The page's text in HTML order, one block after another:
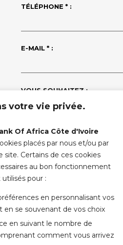
votre vie privée.
Of Africa Côte d'Ivoire
placés par nous et/ou par
site. Certains de ces cookies
au bon fonctionnement
utilisés pour :
en personnalisant vos
en se souvenant de vos choix
en suivant le nombre de
comment vous arrivez
TÉLÉPHONE * :
E-MAIL * :
VOUS SOUHAITEZ :
ÊTRE APPELÉ
MESSAGE :
PLEASE LEAVE THIS FIELD
(*) champ obligatoire